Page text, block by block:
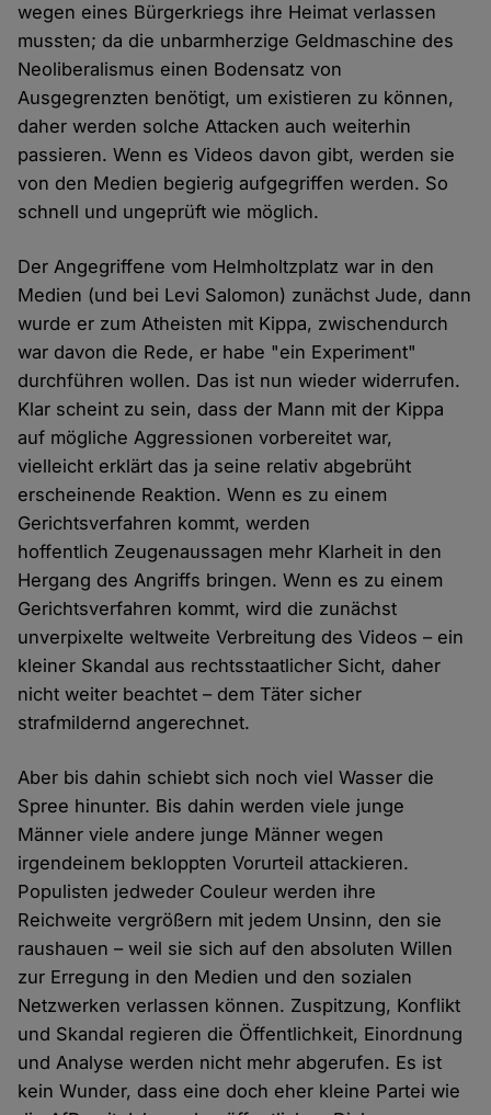
wegen eines Bürgerkriegs ihre Heimat verlassen
mussten; da die unbarmherzige Geldmaschine des
Neoliberalismus einen Bodensatz von
Ausgegrenzten benötigt, um existieren zu können,
daher werden solche Attacken auch weiterhin
passieren. Wenn es Videos davon gibt, werden sie
von den Medien begierig aufgegriffen werden. So
schnell und ungeprüft wie möglich.
Der Angegriffene vom Helmholtzplatz war in den
Medien (und bei Levi Salomon) zunächst Jude, dann
wurde er zum Atheisten mit Kippa, zwischendurch
war davon die Rede, er habe "ein Experiment"
durchführen wollen. Das ist nun wieder widerrufen.
Klar scheint zu sein, dass der Mann mit der Kippa
auf mögliche Aggressionen vorbereitet war,
vielleicht erklärt das ja seine relativ abgebrüht
erscheinende Reaktion. Wenn es zu einem
Gerichtsverfahren kommt, werden
hoffentlich Zeugenaussagen mehr Klarheit in den
Hergang des Angriffs bringen. Wenn es zu einem
Gerichtsverfahren kommt, wird die zunächst
unverpixelte weltweite Verbreitung des Videos – ein
kleiner Skandal aus rechtsstaatlicher Sicht, daher
nicht weiter beachtet – dem Täter sicher
strafmildernd angerechnet.
Aber bis dahin schiebt sich noch viel Wasser die
Spree hinunter. Bis dahin werden viele junge
Männer viele andere junge Männer wegen
irgendeinem bekloppten Vorurteil attackieren.
Populisten jedweder Couleur werden ihre
Reichweite vergrößern mit jedem Unsinn, den sie
raushauen – weil sie sich auf den absoluten Willen
zur Erregung in den Medien und den sozialen
Netzwerken verlassen können. Zuspitzung, Konflikt
und Skandal regieren die Öffentlichkeit, Einordnung
und Analyse werden nicht mehr abgerufen. Es ist
kein Wunder, dass eine doch eher kleine Partei wie